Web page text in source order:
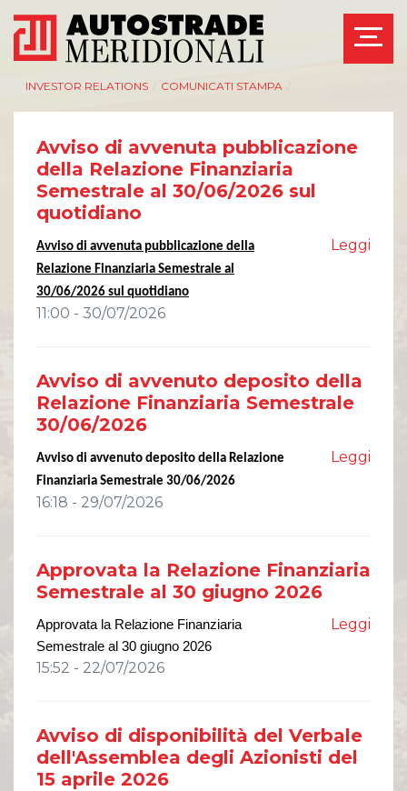
INVESTOR RELATIONS COMUNICATI STAMPA
Avviso di avvenuta pubblicazione
della Relazione Finanziaria
Semestrale al 30/06/2026 sul
quotidiano
Avviso di avvenuta pubblicazione della
Relazione Finanziaria Semestrale al
30/06/2026 sul quotidiano
11:00 - 30/07/2026
Leggi
Avviso di avvenuto deposito della
Relazione Finanziaria Semestrale
30/06/2026
Avviso di avvenuto deposito della Relazione
Finanziaria Semestrale 30/06/2026
16:18 - 29/07/2026
Leggi
Approvata la Relazione Finanziaria
Semestrale al 30 giugno 2026
Approvata la Relazione Finanziaria
Semestrale al 30 giugno 2026
15:52 - 22/07/2026
Leggi
Avviso di disponibilità del Verbale
dell'Assemblea degli Azionisti del
15 aprile 2026